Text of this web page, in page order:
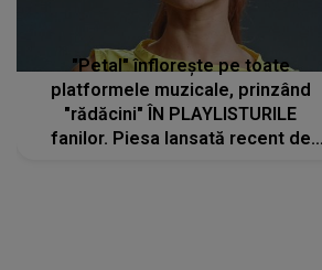
"Petal" înflorește pe toate
platformele muzicale, prinzând
"rădăcini" ÎN PLAYLISTURILE
fanilor. Piesa lansată recent de